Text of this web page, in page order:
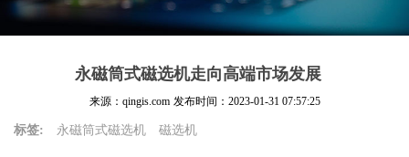
永磁筒式磁选机走向高端市场发展
来源：qingis.com 发布时间： 2023-01-31 07:57:25
标签: 永磁筒式磁选机 磁选机